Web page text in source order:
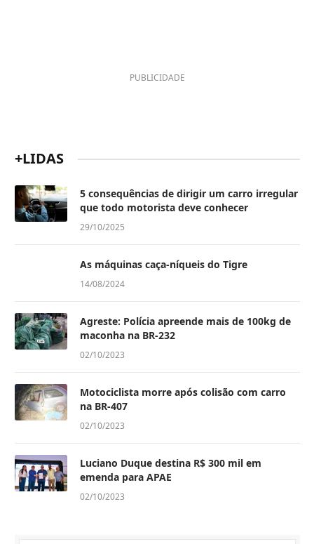
PUBLICIDADE
+LIDAS
5 consequências de dirigir um carro irregular
que todo motorista deve conhecer
29/10/2025
As máquinas caça-níqueis do Tigre
14/08/2024
Agreste: Polícia apreende mais de 100kg de
maconha na BR-232
02/10/2023
Motociclista morre após colisão com carro
na BR-407
02/10/2023
Luciano Duque destina R$ 300 mil em
emenda para APAE
02/10/2023